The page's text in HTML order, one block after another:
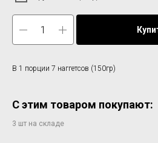
В 1 порции 7 наггетсов (150гр)
С этим товаром покупают: